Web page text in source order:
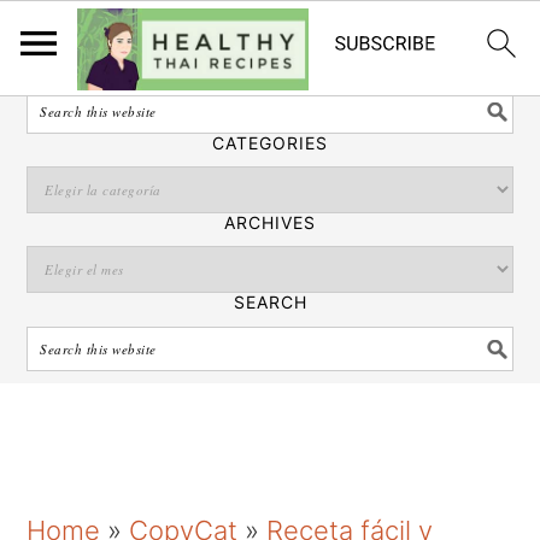
Español
SEARCH
CATEGORIES
ARCHIVES
SEARCH
Home » CopyCat » Receta fácil y